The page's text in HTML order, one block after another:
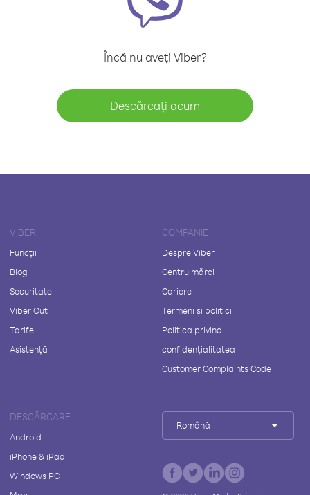
Încă nu aveți Viber?
Descărcați acum
VIBER
Funcții
Blog
Securitate
Viber Out
Tarife
Asistență
COMPANIE
Despre Viber
Centru mărci
Cariere
Termeni și politici
Politica privind
confidențialitatea
Customer Complaints Code
DESCĂRCARE
Android
iPhone & iPad
Windows PC
Română